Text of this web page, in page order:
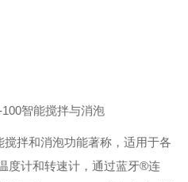
拌和消泡功能著称，适用于各
度计和转速计，通过蓝牙®连